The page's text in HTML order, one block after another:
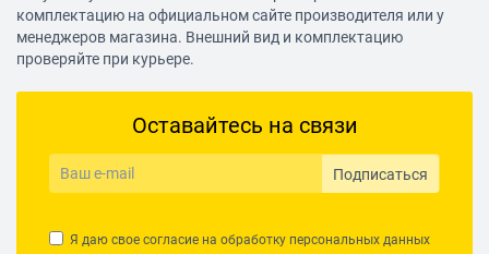
комплектацию на официальном сайте производителя или у
менеджеров магазина. Внешний вид и комплектацию
проверяйте при курьере.
Оставайтесь на связи
Подписаться
Я даю свое согласие на обработку персональных данных